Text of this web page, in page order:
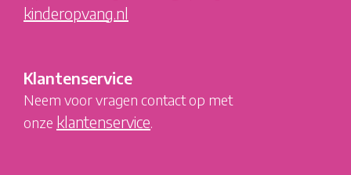
kinderopvang.nl
Klantenservice
Neem voor vragen contact op met
onze klantenservice